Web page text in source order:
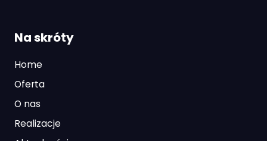
Na skróty
Home
Oferta
O nas
Realizacje